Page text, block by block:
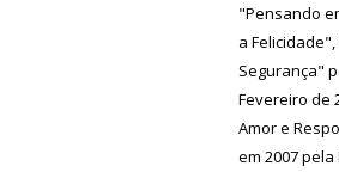
"Pensando
a
Segurança"
Fevereiro de
Amor e
em 2007 pela